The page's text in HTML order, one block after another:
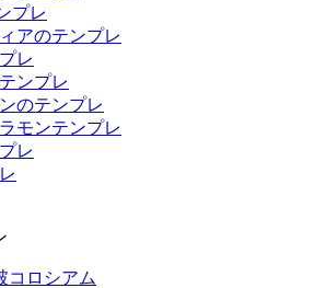
プレ
アのテンプレ
レ
ンプレ
のテンプレ
モンテンプレ
レ
コロシアム